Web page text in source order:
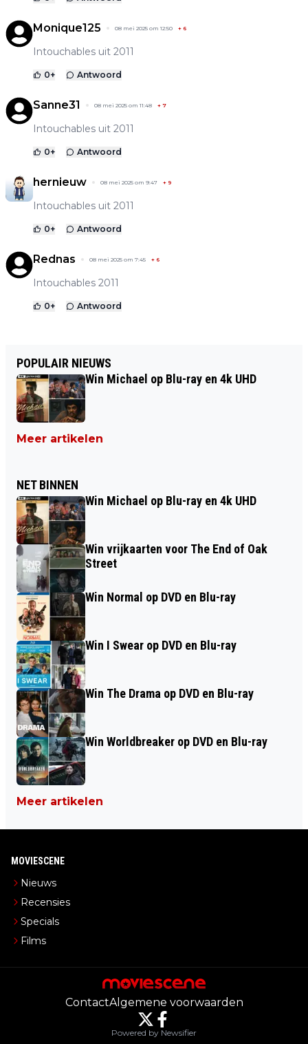
Monique125 08 mei 2025 om 12:50 + 6
Intouchables uit 2011
0+ Antwoord
Sanne31 08 mei 2025 om 11:48 + 7
Intouchables uit 2011
0+ Antwoord
hernieuw 08 mei 2025 om 9:47 + 9
Intouchables uit 2011
0+ Antwoord
Rednas 08 mei 2025 om 7:45 + 6
Intouchables 2011
0+ Antwoord
POPULAIR NIEUWS
Win Michael op Blu-ray en 4k UHD
Meer artikelen
NET BINNEN
Win Michael op Blu-ray en 4k UHD
Win vrijkaarten voor The End of Oak
Street
Win Normal op DVD en Blu-ray
Win I Swear op DVD en Blu-ray
Win The Drama op DVD en Blu-ray
Win Worldbreaker op DVD en Blu-ray
Meer artikelen
MOVIESCENE
Nieuws
Recensies
Specials
Films
ContactAlgemene voorwaarden
Powered by Newsifier